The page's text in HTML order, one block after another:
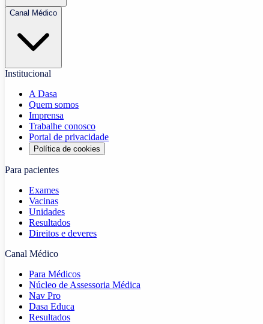
Canal Médico
Institucional
A Dasa
Quem somos
Imprensa
Trabalhe conosco
Portal de privacidade
Política de cookies
Para pacientes
Exames
Vacinas
Unidades
Resultados
Direitos e deveres
Canal Médico
Para Médicos
Núcleo de Assessoria Médica
Nav Pro
Dasa Educa
Resultados